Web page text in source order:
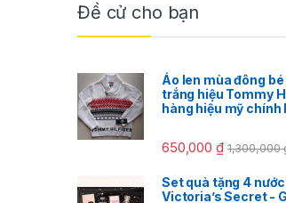
Đề cử cho bạn
Áo len mùa đông
trắng hiệu Tommy
hàng hiệu mỹ chính
650,000 ₫ 1,300,000
Set quà tặng 4
Victoria’s Secret -